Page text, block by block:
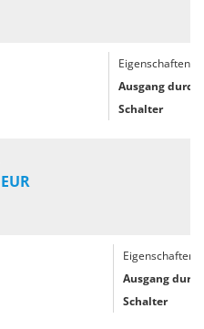
Eigenschaften
Ausgang
Schalter
EUR
Eigenschaften
Ausgang
Schalter